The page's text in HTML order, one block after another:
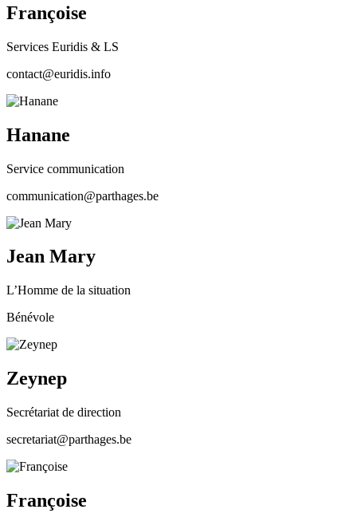
Françoise
Services Euridis & LS
contact@euridis.info
Hanane
Service communication
communication@parthages.be
Jean Mary
L’Homme de la situation
Bénévole
Zeynep
Secrétariat de direction
secretariat@parthages.be
Françoise